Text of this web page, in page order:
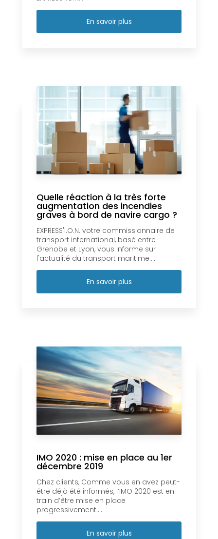
En savoir plus
Quelle réaction à la très forte
augmentation des incendies
graves à bord de navire cargo ?
EXPRESS'I.O.N. votre commissionnaire de
transport international, basé entre
Grenobe et Lyon, vous informe sur
l'actualité du transport maritime....
En savoir plus
IMO 2020 : mise en place au 1er
décembre 2019
Chez clients, Comme vous en avez peut-
être déjà été informés, l’IMO 2020 est en
train d’être mise en place
progressivement....
En savoir plus